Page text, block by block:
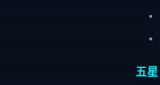
五